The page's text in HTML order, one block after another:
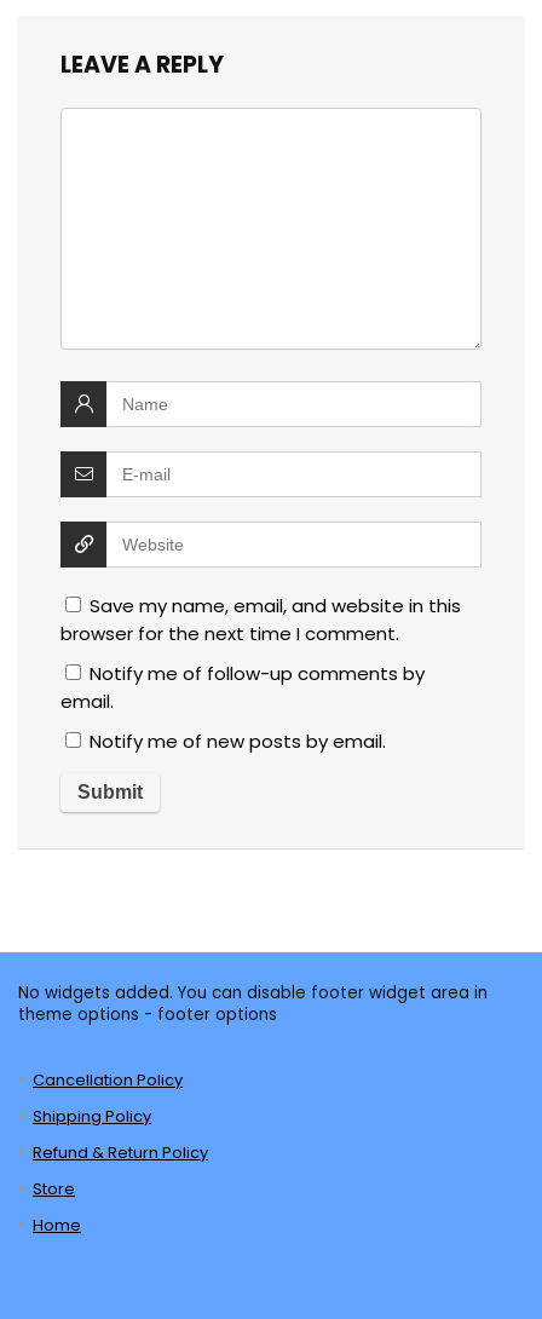
LEAVE A REPLY
Save my name, email, and website in this
browser for the next time I comment.
Notify me of follow-up comments by
email.
Notify me of new posts by email.
No widgets added. You can disable footer widget area in
theme options - footer options
Cancellation Policy
Shipping Policy
Refund & Return Policy
Store
Home